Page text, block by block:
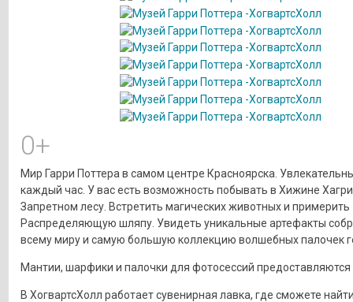
0+
Мир Гарри Поттера в самом центре Красноярска.
каждый час. У вас есть возможность побывать в Хижине
Запретном лесу. Встретить магических животных и примерить
Распределяющую шляпу. Увидеть уникальные артефакты
всему миру и самую большую коллекцию волшебных палочек
Мантии, шарфики и палочки для фотосессий предоставляются
В ХогвартсХолл работает сувенирная лавка, где сможете